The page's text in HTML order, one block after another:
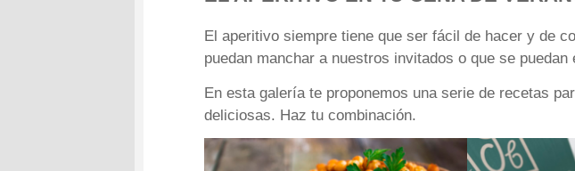
El aperitivo siempre tiene que ser fácil de hacer y de
puedan manchar a nuestros invitados o que se
En esta galería te proponemos una serie de recetas
deliciosas. Haz tu combinación.